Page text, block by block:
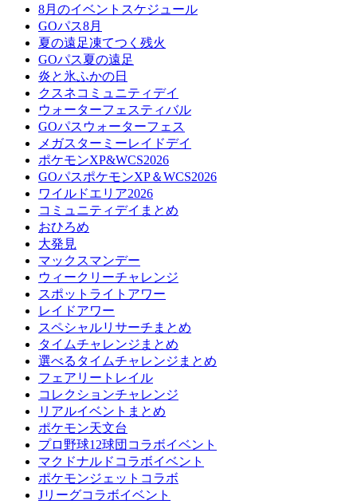
8月のイベントスケジュール
GOパス8月
夏の遠足凍てつく残火
GOパス夏の遠足
炎と氷ふかの日
クスネコミュニティデイ
ウォーターフェスティバル
GOパスウォーターフェス
メガスターミーレイドデイ
ポケモンXP&WCS2026
GOパスポケモンXP＆WCS2026
ワイルドエリア2026
コミュニティデイまとめ
おひろめ
大発見
マックスマンデー
ウィークリーチャレンジ
スポットライトアワー
レイドアワー
スペシャルリサーチまとめ
タイムチャレンジまとめ
選べるタイムチャレンジまとめ
フェアリートレイル
コレクションチャレンジ
リアルイベントまとめ
ポケモン天文台
プロ野球12球団コラボイベント
マクドナルドコラボイベント
ポケモンジェットコラボ
Jリーグコラボイベント